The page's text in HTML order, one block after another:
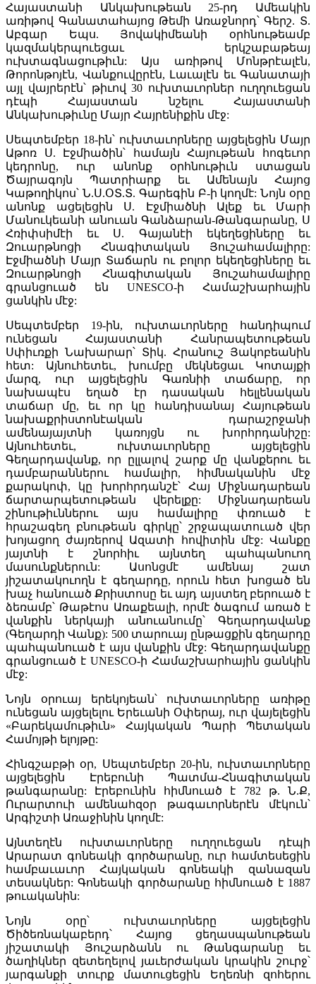
Հայաստանի Անկախութեան 25-րդ Ամեակին
առիթով Գանատահայոց Թեմի Առաջնորդ՝ Գերշ. Տ.
Աբգար Եպս. Յովակիմեանի օրհնութեամբ
կազմակերպուեցաւ երկշաբաթեայ
ուխտագնացութիւն: Այս առիթով Մոնթրէալէն,
Թորոնթոյէն, Վանքուվըրէն, Լաւալէն եւ Գանատայի
այլ վայրերէն՝ թիւով 30 ուխտաւորներ ուղղուեցան
դէպի Հայաստան նշելու Հայաստանի
Անկախութիւնը Մայր Հայրենիքին մէջ:
Սեպտեմբեր 18-ին՝ ուխտաւորները այցելեցին Մայր
Աթոռ Ս. Էջմիածին՝ համայն Հայութեան հոգեւոր
կեդրոնը, ուր անոնք օրհնութիւն ստացան
Ծայրագոյն Պատրիարք եւ Ամենայն Հայոց
Կաթողիկոս՝ Ն.Ս.ՕՏ.Տ. Գարեգին Բ-ի կողմէ: Նոյն օրը
անոնք ացելեցին Ս. Էջմիածնի Ալեք եւ Մարի
Մանուկեանի անուան Գանձարան-Թանգարանը, Ս
Հռիփսիմէի եւ Ս. Գայանէի եկեղեցիները եւ
Զուարթնոցի Հնագիտական Յուշահամալիրը:
Էջմիածնի Մայր Տաճարն ու բոլոր եկեղեցիները եւ
Զուարթնոցի Հնագիտական Յուշահամալիրը
գրանցուած են UNESCO-ի Համաշխարհային
ցանկին մէջ:
Սեպտեմբեր 19-ին, ուխտաւորները հանդիպում
ունեցան Հայաստանի Հանրապետութեան
Սփիւռքի Նախարար՝ Տիկ. Հրանուշ Յակոբեանին
հետ: Այնուհետեւ, խումբը մեկնեցաւ Կոտայքի
մարզ, ուր այցելեցին Գառնիի տաճարը, որ
նախապէս եղած էր դասական հելլենական
տաճար մը, եւ որ կը հանդիսանայ Հայութեան
նախաքրիստոնէական դարաշրջանի
ամենայայտնի կառոյցն ու խորհրդանիշը:
Այնուհետեւ, ուխտաւորները այցելեցին
Գեղարդավանք, որ ըլլալով շարք մը վանքերու եւ
դամբարաններու համալիր, հիմնականին մէջ
քարակոփ, կը խորհրդանշէ՝ Հայ Միջնադարեան
ճարտարպետութեան վերելքը: Միջնադարեան
շինութիւններու այս համալիրը փռուած է
հրաշագեղ բնութեան գիրկը՝ շրջապատուած վեր
խոյացող ժայռերով Ազատի հովիտին մէջ: Վանքը
յայտնի է շնորհիւ այնտեղ պահպանուող
մասունքներուն: Ասոնցմէ ամենայ շատ
յիշատակուողն է գեղարդը, որուն հետ խոցած են
խաչ հանուած Քրիստոսը եւ այդ այստեղ բերուած է
ձեռամբ՝ Թաթէոս Առաքեալի, որմէ ծագում առած է
վանքին ներկայի անուանումը՝ Գեղարդավանք
(Գեղարդի Վանք): 500 տարուայ ընթացքին գեղարդը
պահպանուած է այս վանքին մէջ: Գեղարդավանքը
գրանցուած է UNESCO-ի Համաշխարհային ցանկին
մէջ:
Նոյն օրուայ երեկոյեան՝ ուխտաւորները առիթը
ունեցան այցելելու Երեւանի Օփերայ, ուր վայելեցին
«Բարեկամութիւն» Հայկական Պարի Պետական
Համոյթի ելոյթը:
Հինգշաբթի օր, Սեպտեմբեր 20-ին, ուխտաւորները
այցելեցին Էրեբունի Պատմա-Հնագիտական
թանգարանը: Էրեբունին հիմնուած է 782 թ. Ն.Ք,
Ուրարտուի ամենահզօր թագաւորներէն մէկուն՝
Արգիշտի Առաջինին կողմէ:
Այնտեղէն ուխտաւորները ուղղուեցան դէպի
Արարատ գոնեակի գործարանը, ուր համտեսեցին
համբաւաւոր Հայկական գոնեակի զանազան
տեսակներ: Գոնեակի գործարանը հիմնուած է 1887
թուականին:
Նոյն օրը՝ ուխտաւորները այցելեցին
Ծիծեռնակաբերդ՝ Հայոց ցեղասպանութեան
յիշատակի Յուշարձանն ու Թանգարանը եւ
ծաղիկներ զետեղելով յաւերժական կրակին շուրջ՝
յարգանքի տուրք մատուցեցին Եղեռնի զոհերու